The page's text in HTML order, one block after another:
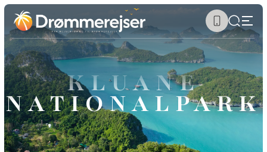
KLUANE
NATIONALPARK